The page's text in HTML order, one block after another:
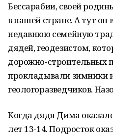
Бессарабии, своей
в нашей стране. А тут
недавнюю семейную
дядей, геодезистом,
дорожно-строительных
прокладывали зимники
геологоразведчиков.
Когда дядя Дима
лет 13-14. Подросток